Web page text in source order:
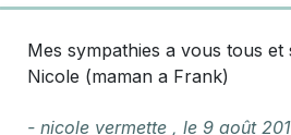
Mes sympathies a vous tous
Nicole (maman a Frank)
- nicole vermette , le 9 août